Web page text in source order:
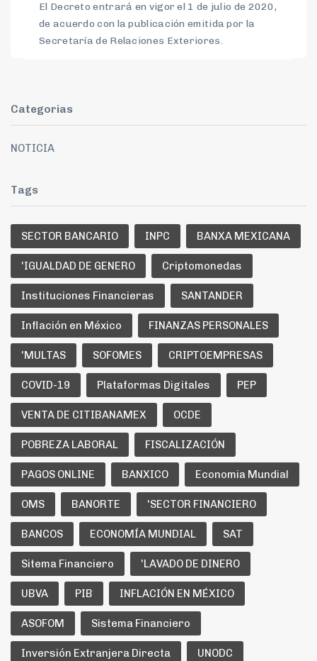
El Decreto entrará en vigor el 1 de julio de 2020,
de acuerdo con la publicación emitida por la
Secretaría de Relaciones Exteriores.
Categorias
NOTICIA
Tags
SECTOR BANCARIO INPC BANXA MEXICANA
'IGUALDAD DE GENERO Criptomonedas
Instituciones Financieras SANTANDER
Inflación en México FINANZAS PERSONALES
'MULTAS SOFOMES CRIPTOEMPRESAS
COVID-19 Plataformas Digitales PEP
VENTA DE CITIBANAMEX OCDE
POBREZA LABORAL FISCALIZACIÓN
PAGOS ONLINE BANXICO Economia Mundial
OMS BANORTE 'SECTOR FINANCIERO
BANCOS ECONOMÍA MUNDIAL SAT
Sitema Financiero 'LAVADO DE DINERO
UBVA PIB INFLACIÓN EN MÉXICO
ASOFOM Sistema Financiero
Inversión Extranjera Directa UNODC